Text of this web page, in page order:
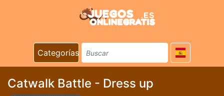
Categorías
Catwalk Battle - Dress up